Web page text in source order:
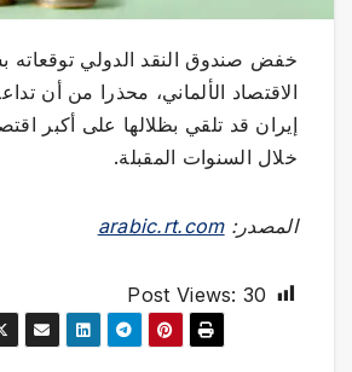
خفض صندوق النقد الدولي توقعاته
الاقتصاد الألماني، محذرا من أن
إيران قد تلقي بظلالها على أكبر
خلال السنوات المقبلة.
المصدر:arabic.rt.com
Post Views: 30